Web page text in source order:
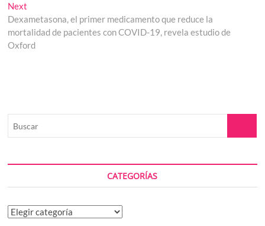
entradas
Next
post:
Dexametasona, el primer medicamento que reduce la
mortalidad de pacientes con COVID-19, revela estudio de
Oxford
CATEGORÍAS
Categorías